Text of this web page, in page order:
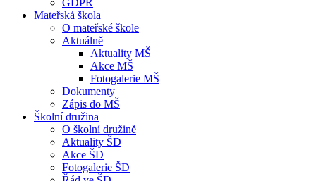
GDPR
Mateřská škola
O mateřské škole
Aktuálně
Aktuality MŠ
Akce MŠ
Fotogalerie MŠ
Dokumenty
Zápis do MŠ
Školní družina
O školní družině
Aktuality ŠD
Akce ŠD
Fotogalerie ŠD